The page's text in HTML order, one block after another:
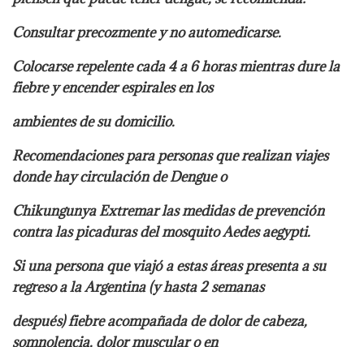
Consultar precozmente y no automedicarse.
Colocarse repelente cada 4 a 6 horas mientras dure la
fiebre y encender espirales en los
ambientes de su domicilio.
Recomendaciones para personas que realizan viajes
donde hay circulación de Dengue o
Chikungunya Extremar las medidas de prevención
contra las picaduras del mosquito Aedes aegypti.
Si una persona que viajó a estas áreas presenta a su
regreso a la Argentina (y hasta 2 semanas
después) fiebre acompañada de dolor de cabeza,
somnolencia, dolor muscular o en